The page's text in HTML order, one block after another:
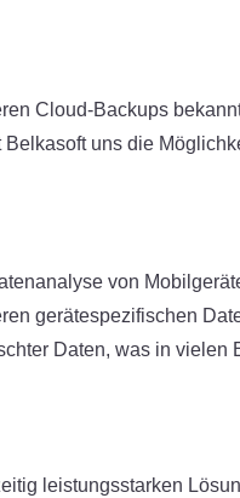
Cloud-Backups
uns die
von
gerätespezifischen
Daten, was in vielen
leistungsstarken